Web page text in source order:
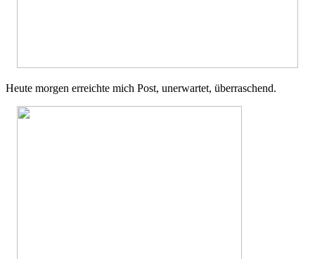
Heute morgen erreichte mich Post, unerwartet, überraschend.